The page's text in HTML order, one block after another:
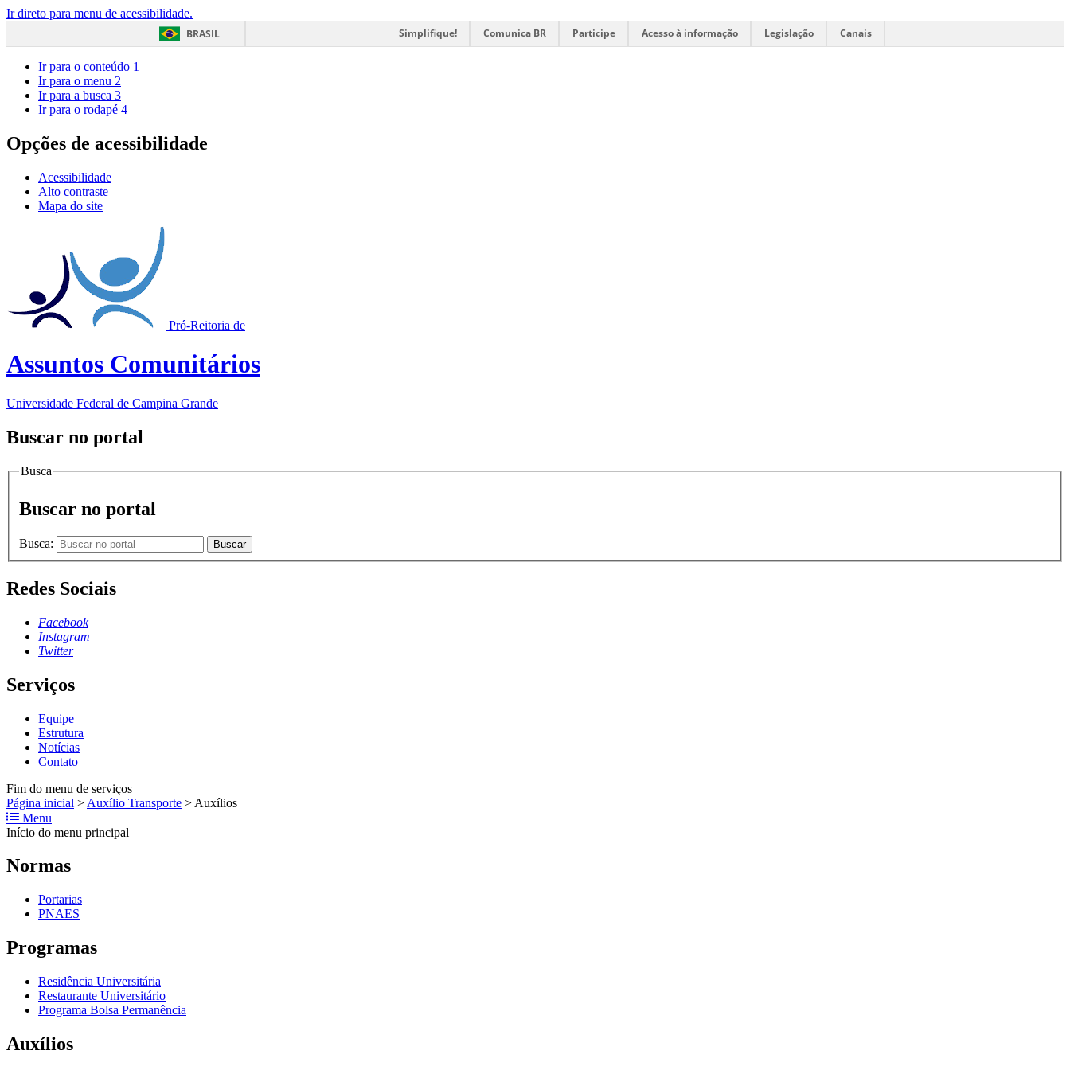
Ir direto para menu de acessibilidade.
BRASIL
Simplifique! Comunica BR Participe Acesso à informação Legislação Canais
Ir para o conteúdo 1
Ir para o menu 2
Ir para a busca 3
Ir para o rodapé 4
Opções de acessibilidade
Acessibilidade
Alto contraste
Mapa do site
Pró-Reitoria de
Assuntos Comunitários
Universidade Federal de Campina Grande
Buscar no portal
Busca
Buscar no portal
Busca: Buscar
Redes Sociais
Facebook
Instagram
Twitter
Serviços
Equipe
Estrutura
Notícias
Contato
Fim do menu de serviços
Página inicial > Auxílio Transporte > Auxílios
Menu
Início do menu principal
Normas
Portarias
PNAES
Programas
Residência Universitária
Restaurante Universitário
Programa Bolsa Permanência
Auxílios